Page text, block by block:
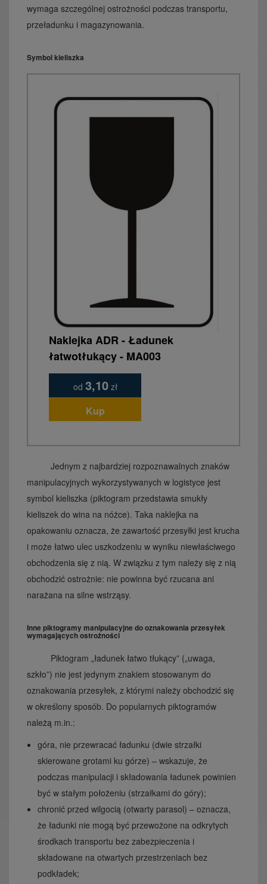
wymaga szczególnej ostrożności podczas transportu,
przeładunku i magazynowania.
Symbol kieliszka
Naklejka ADR - Ładunek
łatwotłukący - MA003
od 3,10zł
Kup
Jednym z najbardziej rozpoznawalnych znaków
manipulacyjnych wykorzystywanych w logistyce jest
symbol kieliszka (piktogram przedstawia smukły
kieliszek do wina na nóżce). Taka naklejka na
opakowaniu oznacza, że zawartość przesyłki jest krucha
i może łatwo ulec uszkodzeniu w wyniku niewłaściwego
obchodzenia się z nią. W związku z tym należy się z nią
obchodzić ostrożnie: nie powinna być rzucana ani
narażana na silne wstrząsy.
Inne piktogramy manipulacyjne do oznakowania przesyłek
wymagających ostrożności
Piktogram „ładunek łatwo tłukący” („uwaga,
szkło”) nie jest jedynym znakiem stosowanym do
oznakowania przesyłek, z którymi należy obchodzić się
w określony sposób. Do popularnych piktogramów
należą m.in.:
góra, nie przewracać ładunku (dwie strzałki
skierowane grotami ku górze) – wskazuje, że
podczas manipulacji i składowania ładunek powinien
być w stałym położeniu (strzałkami do góry);
chronić przed wilgocią (otwarty parasol) – oznacza,
że ładunki nie mogą być przewożone na odkrytych
środkach transportu bez zabezpieczenia i
składowane na otwartych przestrzeniach bez
podkładek;